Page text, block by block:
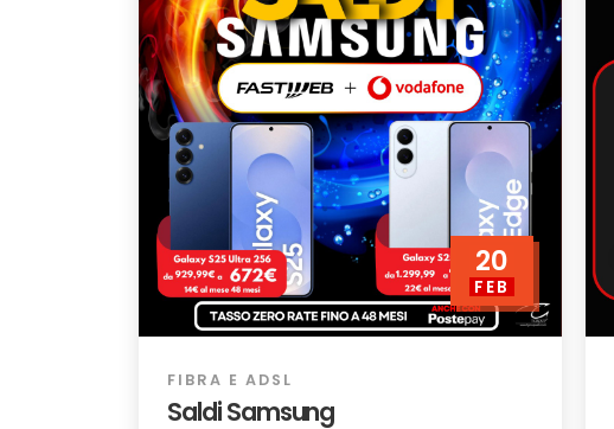
20
FEB
FIBRA E ADSL
Saldi Samsung